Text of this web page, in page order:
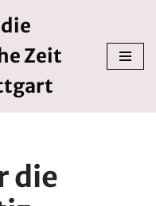
Zeit
die